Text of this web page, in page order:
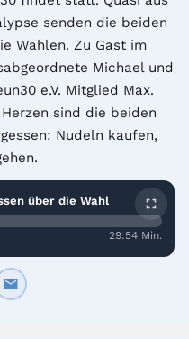
senden die beiden
Wahlen. Zu Gast im
Michael und
e.V. Mitglied Max.
sind die beiden
Nudeln kaufen,
über die Wahl
29:54 Min.